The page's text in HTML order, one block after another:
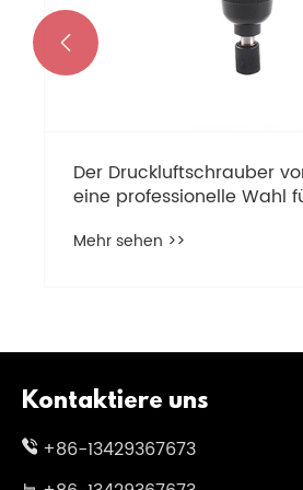

Kontaktiere uns
+86-13429367673